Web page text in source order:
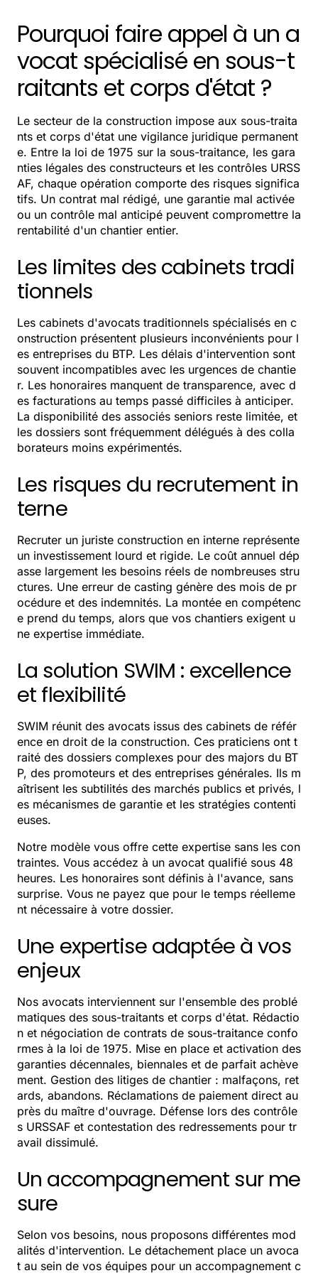
Pourquoi faire appel à un a
vocat spécialisé en sous-t
raitants et corps d'état ?
Le secteur de la construction impose aux sous-traita
nts et corps d'état une vigilance juridique permanent
e. Entre la loi de 1975 sur la sous-traitance, les gara
nties légales des constructeurs et les contrôles URSS
AF, chaque opération comporte des risques significa
tifs. Un contrat mal rédigé, une garantie mal activée
ou un contrôle mal anticipé peuvent compromettre la
rentabilité d'un chantier entier.
Les limites des cabinets tradi
tionnels
Les cabinets d'avocats traditionnels spécialisés en c
onstruction présentent plusieurs inconvénients pour l
es entreprises du BTP. Les délais d'intervention sont
souvent incompatibles avec les urgences de chantie
r. Les honoraires manquent de transparence, avec d
es facturations au temps passé difficiles à anticiper.
La disponibilité des associés seniors reste limitée, et
les dossiers sont fréquemment délégués à des colla
borateurs moins expérimentés.
Les risques du recrutement in
terne
Recruter un juriste construction en interne représente
un investissement lourd et rigide. Le coût annuel dép
asse largement les besoins réels de nombreuses stru
ctures. Une erreur de casting génère des mois de pr
océdure et des indemnités. La montée en compétenc
e prend du temps, alors que vos chantiers exigent u
ne expertise immédiate.
La solution SWIM : excellence
et flexibilité
SWIM réunit des avocats issus des cabinets de référ
ence en droit de la construction. Ces praticiens ont t
raité des dossiers complexes pour des majors du BT
P, des promoteurs et des entreprises générales. Ils m
aîtrisent les subtilités des marchés publics et privés, l
es mécanismes de garantie et les stratégies contenti
euses.
Notre modèle vous offre cette expertise sans les con
traintes. Vous accédez à un avocat qualifié sous 48
heures. Les honoraires sont définis à l'avance, sans
surprise. Vous ne payez que pour le temps réelleme
nt nécessaire à votre dossier.
Une expertise adaptée à vos
enjeux
Nos avocats interviennent sur l'ensemble des problé
matiques des sous-traitants et corps d'état. Rédactio
n et négociation de contrats de sous-traitance confo
rmes à la loi de 1975. Mise en place et activation des
garanties décennales, biennales et de parfait achève
ment. Gestion des litiges de chantier : malfaçons, ret
ards, abandons. Réclamations de paiement direct au
près du maître d'ouvrage. Défense lors des contrôle
s URSSAF et contestation des redressements pour tr
avail dissimulé.
Un accompagnement sur me
sure
Selon vos besoins, nous proposons différentes mod
alités d'intervention. Le détachement place un avoca
t au sein de vos équipes pour un accompagnement c